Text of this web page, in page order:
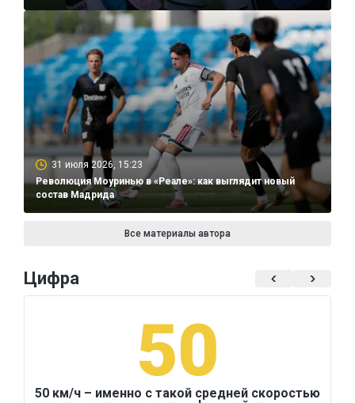
31 июля 2026, 15:23
Революция Моуринью в «Реале»: как выглядит новый
состав Мадрида
Все материалы автора
Цифра
50
50 км/ч – именно с такой средней скоростью